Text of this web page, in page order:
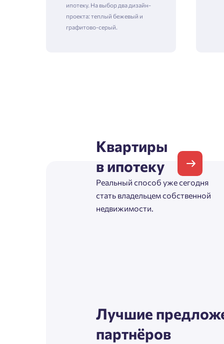
ипотеку. На выбор два дизайн-
проекта: теплый бежевый и
графитово-серый.
Квартиры
в ипотеку
Реальный способ уже сегодня
стать владельцем собственной
недвижимости.
Лучшие
партнёров
Фамилия
Имя
Имя